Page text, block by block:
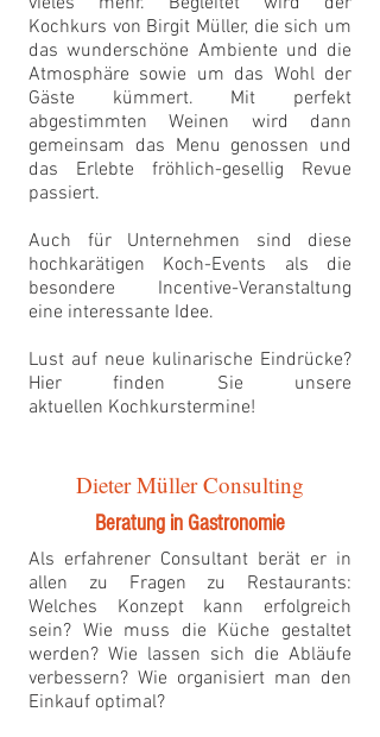
Kochkurs von Birgit Müller, die sich um
das wunderschöne Ambiente und die
Atmosphäre sowie um das Wohl der
Gäste kümmert. Mit perfekt
abgestimmten Weinen wird dann
gemeinsam das Menu genossen und
das Erlebte fröhlich-gesellig Revue
passiert.
Auch für Unternehmen sind diese
hochkarätigen Koch-Events als die
besondere Incentive-Veranstaltung
eine interessante Idee.
Lust auf neue kulinarische Eindrücke?
Hier finden Sie unsere
aktuellen Kochkurstermine!
Dieter Müller Consulting
Beratung in Gastronomie
Als erfahrener Consultant berät er in
allen zu Fragen zu Restaurants:
Welches Konzept kann erfolgreich
sein? Wie muss die Küche gestaltet
werden? Wie lassen sich die Abläufe
verbessern? Wie organisiert man den
Einkauf optimal?